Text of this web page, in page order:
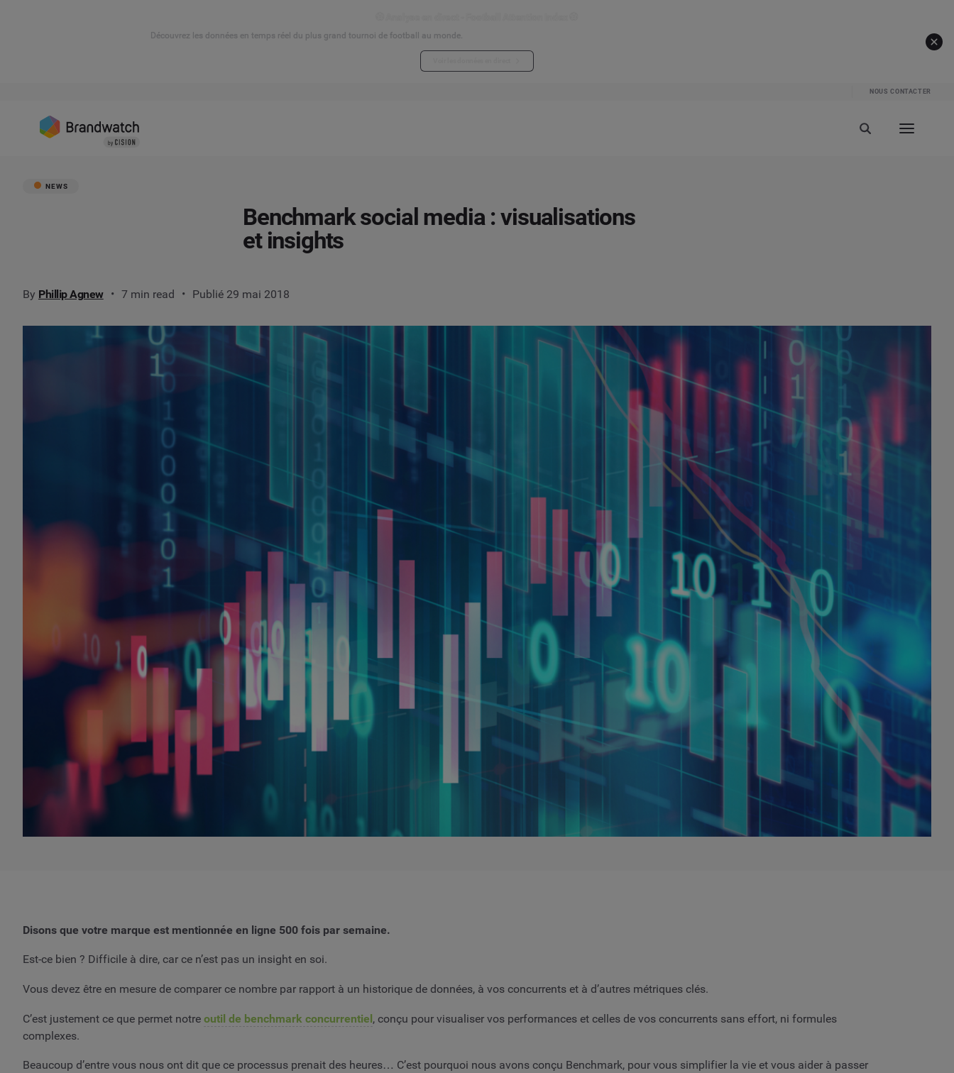
Découvrez les données en temps réel du plus grand tournoi de football au monde.
NOUS CONTACTER
NEWS
Benchmark social media : visualisations
et insights
By Phillip Agnew 7 min read Publié 29 mai 2018
Disons que votre marque est mentionnée en ligne 500 fois par semaine.
Est-ce bien ? Difficile à dire, car ce n’est pas un insight en soi.
Vous devez être en mesure de comparer ce nombre par rapport à un historique de données, à vos concurrents et à d’autres métriques clés.
C’est justement ce que permet notre outil de benchmark concurrentiel, conçu pour visualiser vos performances et celles de vos concurrents sans effort, ni formules
complexes.
Beaucoup d’entre vous nous ont dit que ce processus prenait des heures… C’est pourquoi nous avons conçu Benchmark, pour vous simplifier la vie et vous aider à passer